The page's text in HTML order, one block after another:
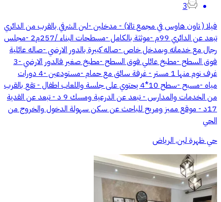
3
فيلا ( تاون هاوس في مجمع تالا) - مدخلين -لبن الشرقي بالقرب من الدائري
تبعد عن الدائري 99م -موثثة بالكامل -مسطحات البناء /257م2 -مجلس
رجال مع خدماته وبمدخل خاص -صاله كبيرة بالدور الارضي -صاله عائلية
فوق السطح -مطبخ عائلي فوق السطح -مطبخ صغير فالدور الارضي -3
غرف نوم منها 1 مستر - غرفة سائق مع حمام -مستودعين -4 دورات
مياه -مسبح -سطح 10*4 يحتوي على جلسة واللعاب اطفال - تقع بالقرب
من الخدمات والمدارس - تبعد عن الدرعية ومسك 9 د - تبعد عن القدية
17د - موقع مميز ومريح للباحث عن سكن سهولة الدخول والخروج من
الحي
حي ظهرة لبن, الرياض